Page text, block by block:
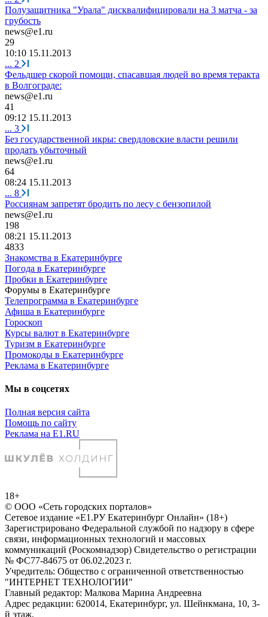
Полузащитника "Урала" дисквалифицировали на 3 матча - за
грубость
news@e1.ru
29
10:10 15.11.2013
... 2
Фельдшер скорой помощи, спасавшая людей во время теракта
в Волгограде:
news@e1.ru
41
09:12 15.11.2013
... 3
Без государственной икры: свердловские власти решили
продать убыточный
news@e1.ru
64
08:24 15.11.2013
... 8
Россиянам запретят бродить по лесу с бензопилой
news@e1.ru
198
08:21 15.11.2013
4833
Знакомства в Екатеринбурге
Погода в Екатеринбурге
Пробки в Екатеринбурге
Форумы в Екатеринбурге
Телепрограмма в Екатеринбурге
Афиша в Екатеринбурге
Гороскоп
Курсы валют в Екатеринбурге
Туризм в Екатеринбурге
Промокоды в Екатеринбурге
Реклама в Екатеринбурге
Мы в соцсетях
Полная версия сайта
Помощь по сайту
Реклама на E1.RU
18+
© ООО «Сеть городских порталов»
Сетевое издание «Е1.РУ Екатеринбург Онлайн» (18+)
Зарегистрировано Федеральной службой по надзору в сфере
связи, информационных технологий и массовых
коммуникаций (Роскомнадзор) Свидетельство о регистрации
№ ФС77-84675 от 06.02.2023 г.
Учредитель: Общество с ограниченной ответственностью
"ИНТЕРНЕТ ТЕХНОЛОГИИ"
Главный редактор: Малкова Марина Андреевна
Адрес редакции: 620014, Екатеринбург, ул. Шейнкмана, 10, 3-
й этаж,